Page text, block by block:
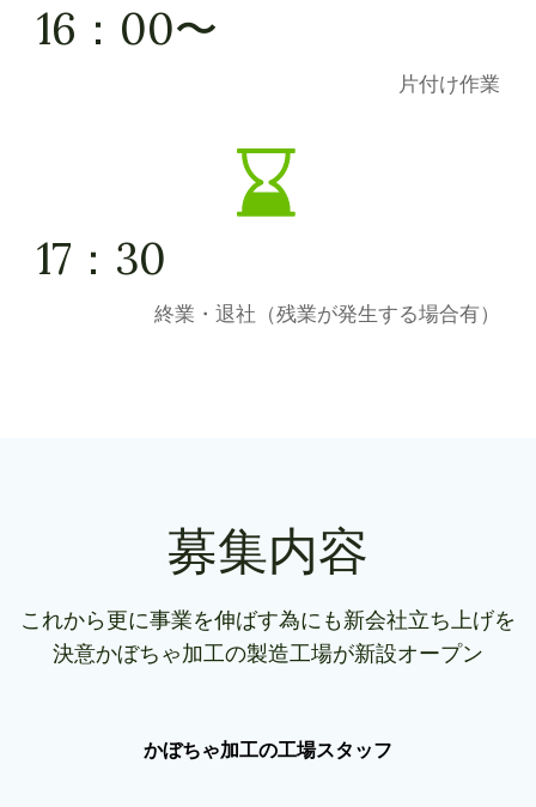
16：00〜
片付け作業
17：30
終業・退社（残業が発生する場合有）
募集内容
これから更に事業を伸ばす為にも新会社立ち上げを
決意かぼちゃ加工の製造工場が新設オープン
かぼちゃ加工の工場スタッフ